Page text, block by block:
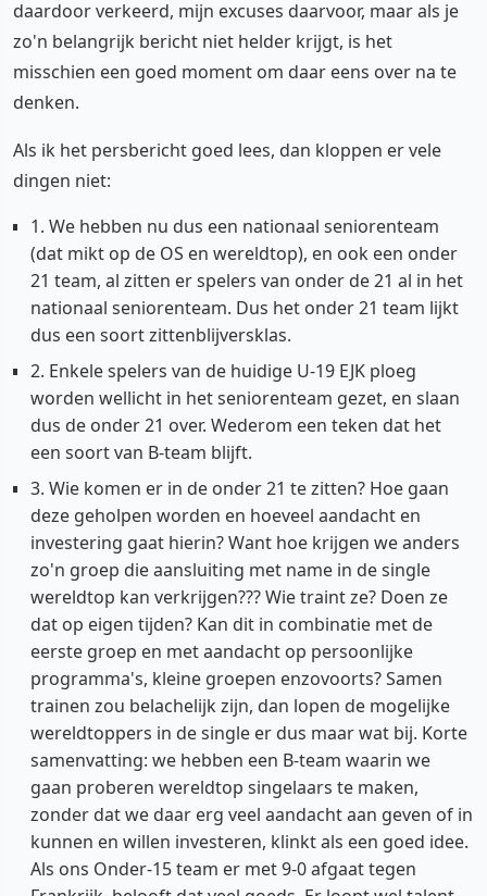
daardoor verkeerd, mijn excuses daarvoor, maar als je
zo'n belangrijk bericht niet helder krijgt, is het
misschien een goed moment om daar eens over na te
denken.
Als ik het persbericht goed lees, dan kloppen er vele
dingen niet:
1. We hebben nu dus een nationaal seniorenteam
(dat mikt op de OS en wereldtop), en ook een onder
21 team, al zitten er spelers van onder de 21 al in het
nationaal seniorenteam. Dus het onder 21 team lijkt
dus een soort zittenblijversklas.
2. Enkele spelers van de huidige U-19 EJK ploeg
worden wellicht in het seniorenteam gezet, en slaan
dus de onder 21 over. Wederom een teken dat het
een soort van B-team blijft.
3. Wie komen er in de onder 21 te zitten? Hoe gaan
deze geholpen worden en hoeveel aandacht en
investering gaat hierin? Want hoe krijgen we anders
zo'n groep die aansluiting met name in de single
wereldtop kan verkrijgen??? Wie traint ze? Doen ze
dat op eigen tijden? Kan dit in combinatie met de
eerste groep en met aandacht op persoonlijke
programma's, kleine groepen enzovoorts? Samen
trainen zou belachelijk zijn, dan lopen de mogelijke
wereldtoppers in de single er dus maar wat bij. Korte
samenvatting: we hebben een B-team waarin we
gaan proberen wereldtop singelaars te maken,
zonder dat we daar erg veel aandacht aan geven of in
kunnen en willen investeren, klinkt als een goed idee.
Als ons Onder-15 team er met 9-0 afgaat tegen